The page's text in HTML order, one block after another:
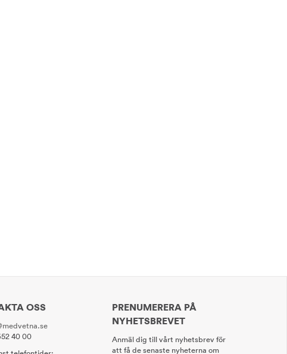
OSS
40 00
PRENUMERERA PÅ
NYHETSBREVET
Anmäl dig till vårt nyhetsbrev för
att få de senaste nyheterna om